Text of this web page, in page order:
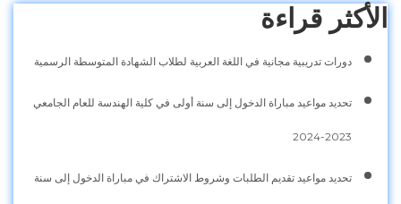
الأكثر قراءة
دورات تدريبية مجانية في اللغة العربية لطلاب الشهادة المتوسطة الرسمية
تحديد مواعيد مباراة الدخول إلى سنة أولى في كلية الهندسة للعام الجامعي
2023-2024
تحديد مواعيد تقديم الطلبات وشروط الاشتراك في مباراة الدخول إلى سنة